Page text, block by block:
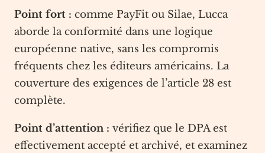
Point fort : comme PayFit ou Silae, Lucca
aborde la conformité dans une logique
européenne native, sans les compromis
fréquents chez les éditeurs américains. La
couverture des exigences de l’article 28 est
complète.
Point d’attention : vérifiez que le DPA est
effectivement accepté et archivé, et examinez